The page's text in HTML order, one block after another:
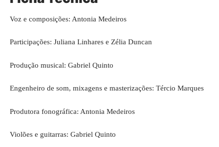
Voz e composições: Antonia Medeiros
Participações: Juliana Linhares e Zélia Duncan
Produção musical: Gabriel Quinto
Engenheiro de som, mixagens e masterizações: Tércio Marques
Produtora fonográfica: Antonia Medeiros
Violões e guitarras: Gabriel Quinto